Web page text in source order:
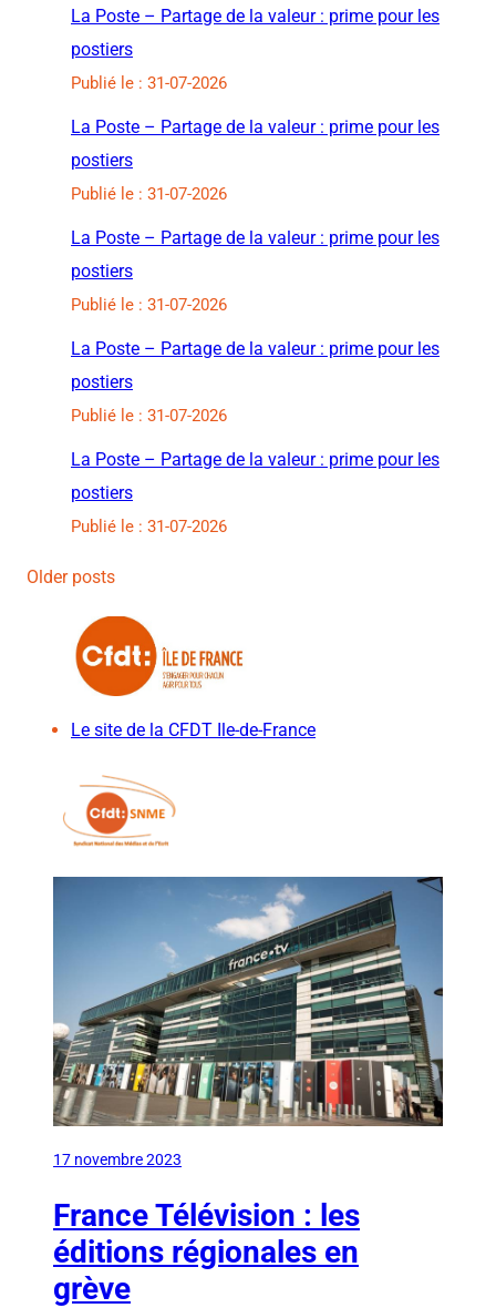
La Poste – Partage de la valeur : prime pour les
postiers
Publié le : 31-07-2026
La Poste – Partage de la valeur : prime pour les
postiers
Publié le : 31-07-2026
La Poste – Partage de la valeur : prime pour les
postiers
Publié le : 31-07-2026
La Poste – Partage de la valeur : prime pour les
postiers
Publié le : 31-07-2026
La Poste – Partage de la valeur : prime pour les
postiers
Publié le : 31-07-2026
Older posts
Le site de la CFDT Ile-de-France
17 novembre 2023
France Télévision : les
éditions régionales en
grève